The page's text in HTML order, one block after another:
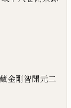
金剛智開元二